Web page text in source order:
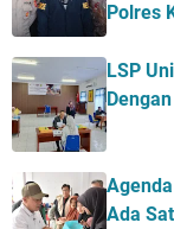
Polres
LSP
Ada